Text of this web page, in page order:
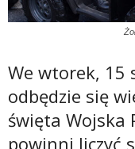
We wtorek, 15
odbędzie się
święta Wojska
powinni liczyć